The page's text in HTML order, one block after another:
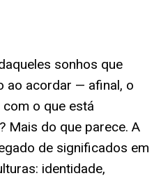
sonhos que
ao acordar — afinal, o
o que está
Mais do que parece. A
de significados em
identidade,